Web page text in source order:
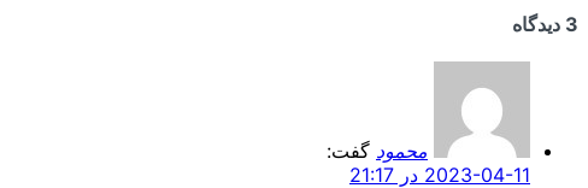
3 دیدگاه
محمود گفت:
2023-04-11 در 21:17